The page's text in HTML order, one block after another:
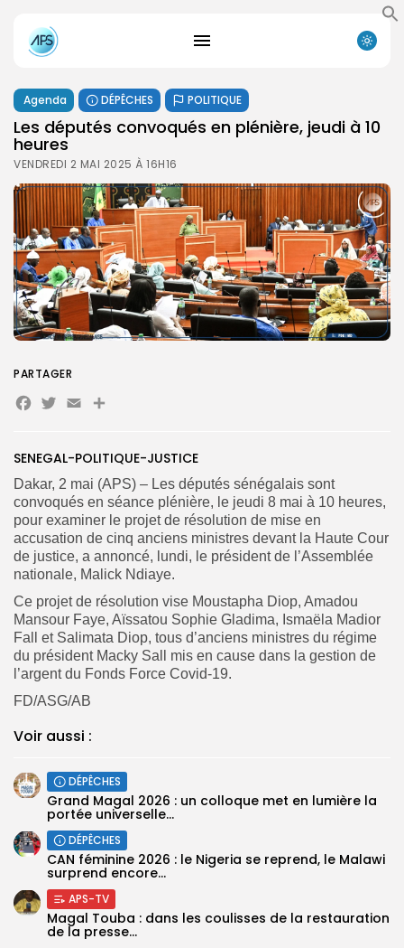
FR
Agenda DÉPÊCHES POLITIQUE
Les députés convoqués en plénière, jeudi à 10
heures
VENDREDI 2 MAI 2025 À 16H16
SENEGAL-POLITIQUE-JUSTICE
Dakar, 2 mai (APS) – Les députés sénégalais sont
convoqués en séance plénière, le jeudi 8 mai à 10 heures,
pour examiner le projet de résolution de mise en
accusation de cinq anciens ministres devant la Haute Cour
de justice, a annoncé, lundi, le président de l’Assemblée
nationale, Malick Ndiaye.
Ce projet de résolution vise Moustapha Diop, Amadou
Mansour Faye, Aïssatou Sophie Gladima, Ismaëla Madior
Fall et Salimata Diop, tous d’anciens ministres du régime
du président Macky Sall mis en cause dans la gestion de
l’argent du Fonds Force Covid-19.
FD/ASG/AB
Voir aussi :
DÉPÊCHES
Grand Magal 2026 : un colloque met en lumière la
portée universelle...
DÉPÊCHES
‎CAN féminine 2026 : le Nigeria se reprend, le Malawi
surprend encore...
APS-TV
Magal Touba : dans les coulisses de la restauration
de la presse...
PARTAGER
Facebook
Twitter
EmailPartager